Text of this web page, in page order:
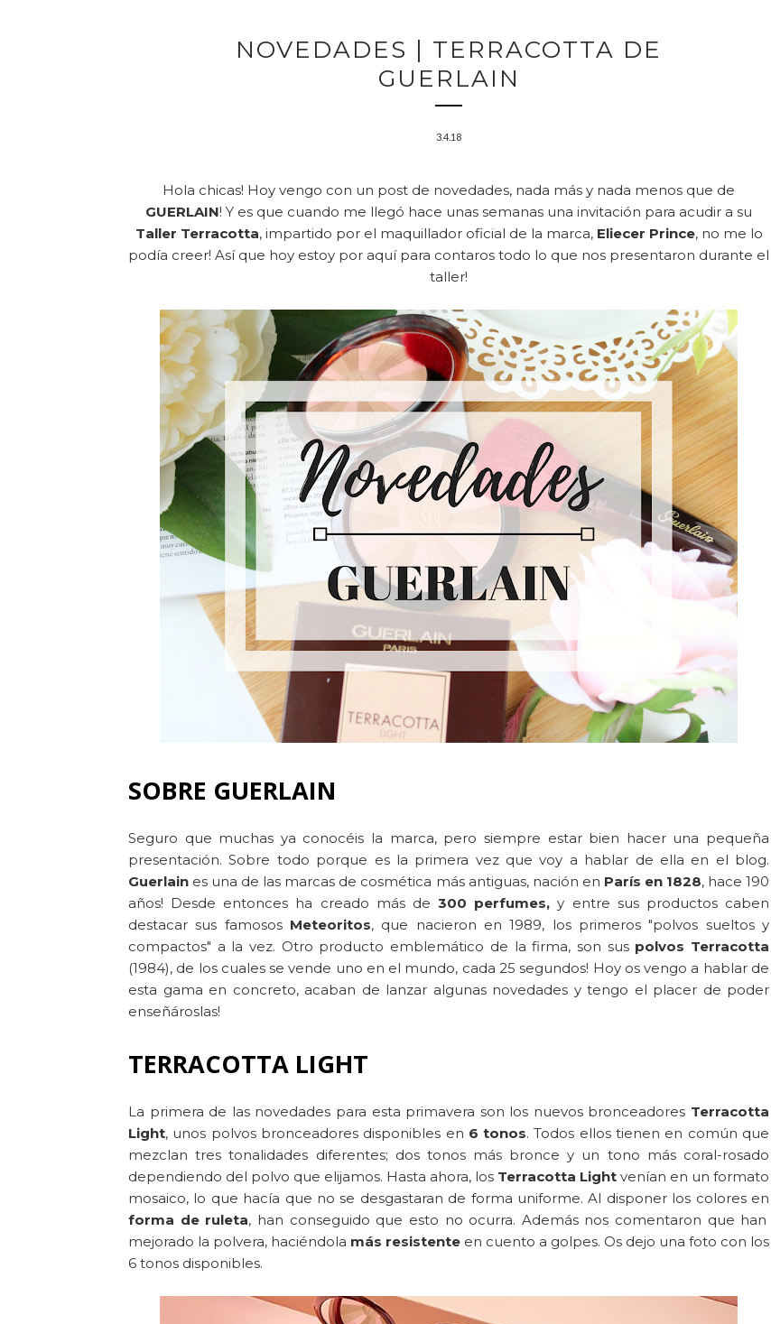
NOVEDADES | TERRACOTTA DE
GUERLAIN
3.4.18
Hola chicas! Hoy vengo con un post de novedades, nada más y nada menos que de
GUERLAIN! Y es que cuando me llegó hace unas semanas una invitación para acudir a su
Taller Terracotta, impartido por el maquillador oficial de la marca, Eliecer Prince, no me lo
podía creer! Así que hoy estoy por aquí para contaros todo lo que nos presentaron durante el
taller!
SOBRE GUERLAIN
Seguro que muchas ya conocéis la marca, pero siempre estar bien hacer una pequeña
presentación. Sobre todo porque es la primera vez que voy a hablar de ella en el blog.
Guerlain es una de las marcas de cosmética más antiguas, nación en París en 1828, hace 190
años! Desde entonces ha creado más de300 perfumes, y entre sus productos caben
destacar sus famosos Meteoritos, que nacieron en 1989, los primeros "polvos sueltos y
compactos" a la vez. Otro producto emblemático de la firma, son sus polvos Terracotta
(1984), de los cuales se vende uno en el mundo, cada 25 segundos! Hoy os vengo a hablar de
esta gama en concreto, acaban de lanzar algunas novedades y tengo el placer de poder
enseñároslas!
TERRACOTTA LIGHT
La primera de las novedades para esta primavera son los nuevos bronceadores Terracotta
Light, unos polvos bronceadores disponibles en 6 tonos. Todos ellos tienen en común que
mezclan tres tonalidades diferentes; dos tonos más bronce y un tono más coral-rosado
dependiendo del polvo que elijamos. Hasta ahora, los Terracotta Light venían en un formato
mosaico, lo que hacía que no se desgastaran de forma uniforme. Al disponer los colores en
forma de ruleta, han conseguido que esto no ocurra. Además nos comentaron que han
mejorado la polvera, haciéndola más resistente en cuento a golpes. Os dejo una foto con los
6 tonos disponibles.